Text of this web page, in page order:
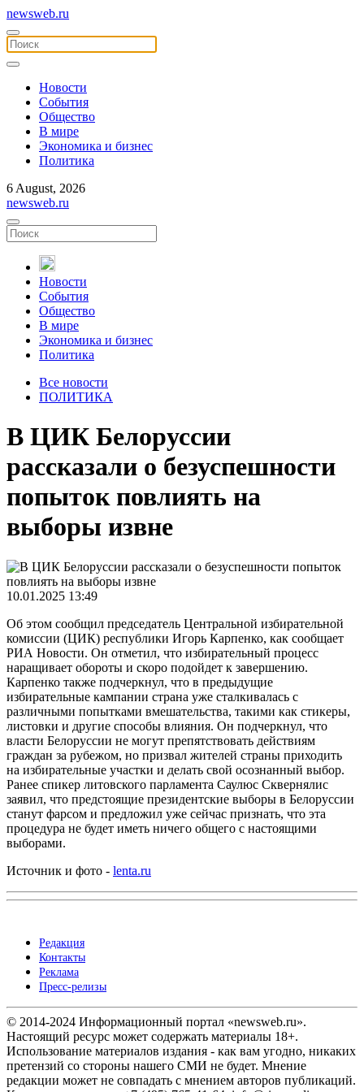
newsweb.ru
Новости
События
Общество
В мире
Экономика и бизнес
Политика
6 August, 2026
newsweb.ru
Новости
События
Общество
В мире
Экономика и бизнес
Политика
Все новости
ПОЛИТИКА
В ЦИК Белоруссии
рассказали о безуспешности
попыток повлиять на
выборы извне
10.01.2025 13:49
Об этом сообщил председатель Центральной избирательной
комиссии (ЦИК) республики Игорь Карпенко, как сообщает
РИА Новости. Он отметил, что избирательный процесс
наращивает обороты и скоро подойдет к завершению.
Карпенко также подчеркнул, что в предыдущие
избирательные кампании страна уже сталкивалась с
различными попытками вмешательства, такими как стикеры,
листовки и другие способы влияния. Он подчеркнул, что
власти Белоруссии не могут препятствовать действиям
граждан за рубежом, но призвал жителей страны приходить
на избирательные участки и делать свой осознанный выбор.
Ранее спикер литовского парламента Саулюс Сквернялис
заявил, что предстоящие президентские выборы в Белоруссии
станут фарсом и предложил уже сейчас признать, что эта
процедура не будет иметь ничего общего с настоящими
выборами.
Источник и фото - lenta.ru
Редакция
Контакты
Реклама
Пресс-релизы
© 2014-2024 Информационный портал «newsweb.ru».
Настоящий ресурс может содержать материалы 18+.
Использование материалов издания - как вам угодно, никаких
претензий со стороны нашего СМИ не будет. Мнение
редакции может не совпадать с мнением авторов публикаций.